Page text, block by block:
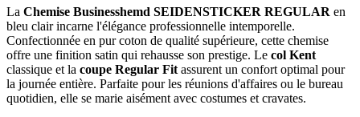
La Chemise Businesshemd SEIDENSTICKER REGULAR en
bleu clair incarne l'élégance professionnelle intemporelle.
Confectionnée en pur coton de qualité supérieure, cette chemise
offre une finition satin qui rehausse son prestige. Le col Kent
classique et la coupe Regular Fit assurent un confort optimal pour
la journée entière. Parfaite pour les réunions d'affaires ou le bureau
quotidien, elle se marie aisément avec costumes et cravates.